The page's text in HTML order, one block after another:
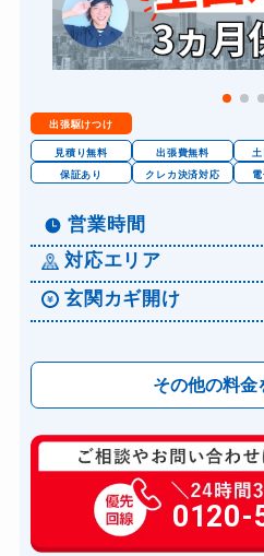
金庫カギ開け
金庫カギ修理
ロッカーカギ開け
ドアノブカギ開け
ドアノブカギ作成
ドアノブカギ交換
出張駆けつけ
見積り無料 出張費無料
保証あり
クレカ決済対応
営業時間
対応エリア
玄関カギ開け
その他の料金
玄関カギ修理
玄関カギ作成
玄関カギ交換
0120-